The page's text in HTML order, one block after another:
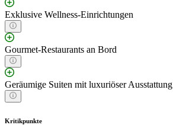
Exklusive Wellness-Einrichtungen
Gourmet-Restaurants an Bord
Geräumige Suiten mit luxuriöser Ausstattung
Kritikpunkte